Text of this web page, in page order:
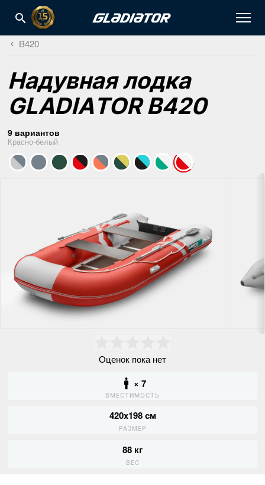
B420
Надувная лодка
GLADIATOR B420
9 вариантов
Красно-белый
Оценок пока нет
× 7
ВМЕСТИМОСТЬ
420x198 см
РАЗМЕР
88 кг
ВЕС